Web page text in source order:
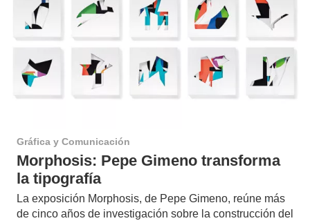
Gráfica y Comunicación
Morphosis: Pepe Gimeno transforma
la tipografía
La exposición Morphosis, de Pepe Gimeno, reúne más
de cinco años de investigación sobre la construcción del